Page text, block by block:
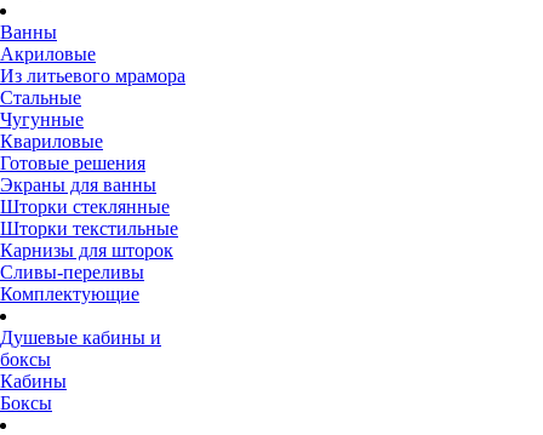
Ванны
Акриловые
Из литьевого мрамора
Стальные
Чугунные
Квариловые
Готовые решения
Экраны для ванны
Шторки стеклянные
Шторки текстильные
Карнизы для шторок
Сливы-переливы
Комплектующие
Душевые кабины и
боксы
Кабины
Боксы